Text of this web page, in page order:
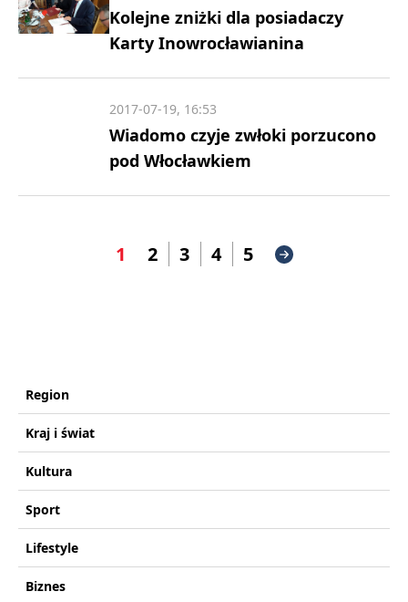
Kolejne zniżki dla posiadaczy
Karty Inowrocławianina
Wiadomo czyje zwłoki porzucono
pod Włocławkiem
2017-07-19, 16:53
1 2 3 4 5
Region
Kraj i świat
Kultura
Sport
Lifestyle
Biznes